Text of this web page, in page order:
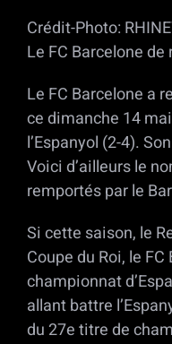
Crédit-Photo:
Le FC Barcelone
Le FC Barcelone a
ce dimanche 14
l’Espanyol (2-4).
Voici d’ailleurs le
remportés par le
Si cette saison, le
Coupe du Roi, le
championnat
allant battre
du 27e titre de